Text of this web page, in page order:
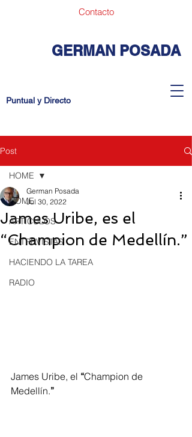
Contacto
GERMAN POSADA
Puntual y Directo
Post
HOME
ARTICULOS
ENTREVISTAS
HACIENDO LA TAREA
RADIO
HOME
James Uribe, es el
“Champion de Medellín.”
German Posada
Jul 30, 2022
James Uribe, el “Champion de
Medellín.”